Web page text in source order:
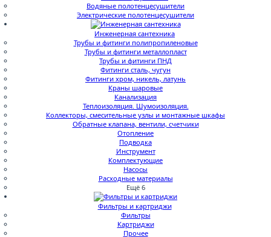
Водяные полотенцесушители
Электрические полотенцесушители
Инженерная сантехника
Трубы и фитинги полипропиленовые
Трубы и фитинги металлопласт
Трубы и фитинги ПНД
Фитинги сталь, чугун
Фитинги хром, никель, латунь
Краны шаровые
Канализация
Теплоизоляция. Шумоизоляция.
Коллекторы, смесительные узлы и монтажные шкафы
Обратные клапана, вентили, счетчики
Отопление
Подводка
Инструмент
Комплектующие
Насосы
Расходные материалы
Ещё 6
Фильтры и картриджи
Фильтры
Картриджи
Прочее